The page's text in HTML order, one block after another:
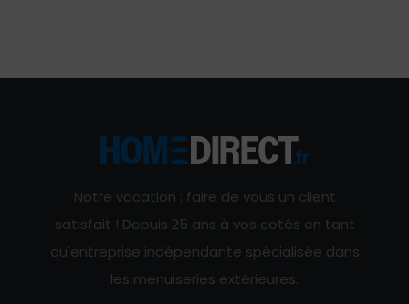
Notre vocation : faire de vous un client
satisfait ! Depuis 25 ans à vos cotés en tant
qu'entreprise indépendante spécialisée dans
les menuiseries extérieures.